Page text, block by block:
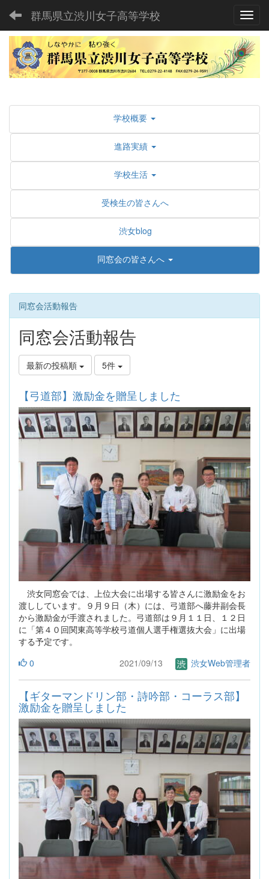
群馬県立渋川女子高等学校
学校概要
進路実績
学校生活
受検生の皆さんへ
渋女blog
同窓会の皆さんへ
同窓会活動報告
同窓会活動報告
最新の投稿順 5件
【弓道部】激励金を贈呈しました
渋女同窓会では、上位大会に出場する皆さんに激励金をお
渡ししています。９月９日（木）には、弓道部へ藤井副会長
から激励金が手渡されました。弓道部は９月１１日、１２日
に「第４０回関東高等学校弓道個人選手権選抜大会」に出場
する予定です。
0
2021/09/13 渋女Web管理者
【ギターマンドリン部・詩吟部・コーラス部】
激励金を贈呈しました